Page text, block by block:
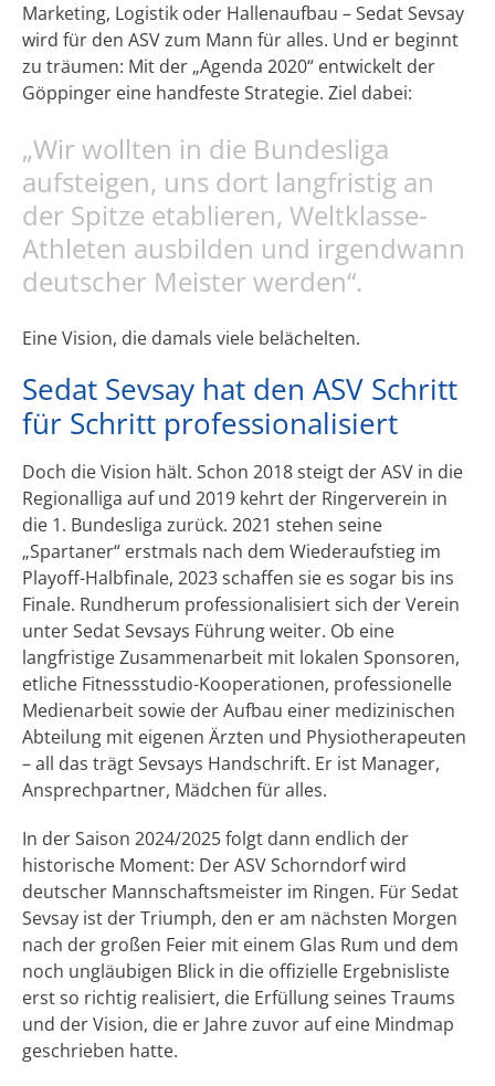
Marketing, Logistik oder Hallenaufbau – Sedat Sevsay
wird für den ASV zum Mann für alles. Und er beginnt
zu träumen: Mit der „Agenda 2020“ entwickelt der
Göppinger eine handfeste Strategie. Ziel dabei:
„Wir wollten in die Bundesliga
aufsteigen, uns dort langfristig an
der Spitze etablieren, Weltklasse-
Athleten ausbilden und irgendwann
deutscher Meister werden“.
Eine Vision, die damals viele belächelten.
Sedat Sevsay hat den ASV Schritt
für Schritt professionalisiert
Doch die Vision hält. Schon 2018 steigt der ASV in die
Regionalliga auf und 2019 kehrt der Ringerverein in
die 1. Bundesliga zurück. 2021 stehen seine
„Spartaner“ erstmals nach dem Wiederaufstieg im
Playoff-Halbfinale, 2023 schaffen sie es sogar bis ins
Finale. Rundherum professionalisiert sich der Verein
unter Sedat Sevsays Führung weiter. Ob eine
langfristige Zusammenarbeit mit lokalen Sponsoren,
etliche Fitnessstudio-Kooperationen, professionelle
Medienarbeit sowie der Aufbau einer medizinischen
Abteilung mit eigenen Ärzten und Physiotherapeuten
– all das trägt Sevsays Handschrift. Er ist Manager,
Ansprechpartner, Mädchen für alles.
In der Saison 2024/2025 folgt dann endlich der
historische Moment: Der ASV Schorndorf wird
deutscher Mannschaftsmeister im Ringen. Für Sedat
Sevsay ist der Triumph, den er am nächsten Morgen
nach der großen Feier mit einem Glas Rum und dem
noch ungläubigen Blick in die offizielle Ergebnisliste
erst so richtig realisiert, die Erfüllung seines Traums
und der Vision, die er Jahre zuvor auf eine Mindmap
geschrieben hatte.